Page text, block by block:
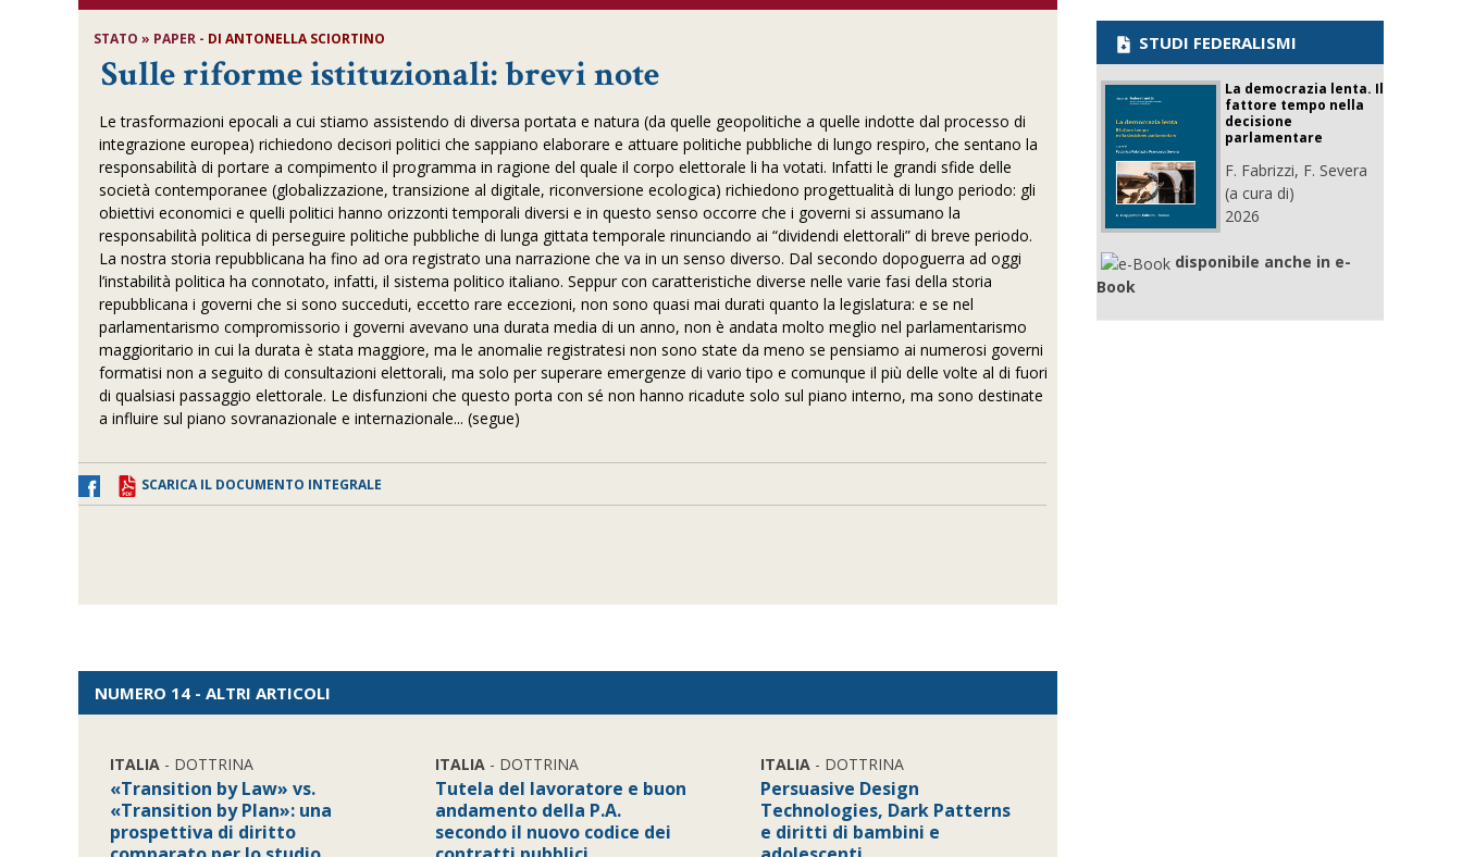
STATO » PAPER - DIANTONELLA SCIORTINO
Sulle riforme istituzionali: brevi note
Le trasformazioni epocali a cui stiamo assistendo di diversa portata e natura (da quelle geopolitiche a quelle indotte dal processo di
integrazione europea) richiedono decisori politici che sappiano elaborare e attuare politiche pubbliche di lungo respiro, che sentano la
responsabilità di portare a compimento il programma in ragione del quale il corpo elettorale li ha votati. Infatti le grandi sfide delle
società contemporanee (globalizzazione, transizione al digitale, riconversione ecologica) richiedono progettualità di lungo periodo: gli
obiettivi economici e quelli politici hanno orizzonti temporali diversi e in questo senso occorre che i governi si assumano la
responsabilità politica di perseguire politiche pubbliche di lunga gittata temporale rinunciando ai “dividendi elettorali” di breve periodo.
La nostra storia repubblicana ha fino ad ora registrato una narrazione che va in un senso diverso. Dal secondo dopoguerra ad oggi
l’instabilità politica ha connotato, infatti, il sistema politico italiano. Seppur con caratteristiche diverse nelle varie fasi della storia
repubblicana i governi che si sono succeduti, eccetto rare eccezioni, non sono quasi mai durati quanto la legislatura: e se nel
parlamentarismo compromissorio i governi avevano una durata media di un anno, non è andata molto meglio nel parlamentarismo
maggioritario in cui la durata è stata maggiore, ma le anomalie registratesi non sono state da meno se pensiamo ai numerosi governi
formatisi non a seguito di consultazioni elettorali, ma solo per superare emergenze di vario tipo e comunque il più delle volte al di fuori
di qualsiasi passaggio elettorale. Le disfunzioni che questo porta con sé non hanno ricadute solo sul piano interno, ma sono destinate
a influire sul piano sovranazionale e internazionale... (segue)
SCARICA IL DOCUMENTO INTEGRALE
NUMERO 14 - ALTRI ARTICOLI
ITALIA - DOTTRINA
«Transition by Law» vs.
«Transition by Plan»: una
prospettiva di diritto
ITALIA - DOTTRINA
Tutela del lavoratore e buon
andamento della P.A.
secondo il nuovo codice dei
ITALIA- DOTTRINA
Persuasive Design
Technologies, Dark Patterns
e diritti di bambini e
STUDI FEDERALISMI
La democrazia lenta. Il
fattore tempo nella
decisione
parlamentare
F. Fabrizzi, F. Severa
(a cura di)
2026
disponibile anche in e-
Book